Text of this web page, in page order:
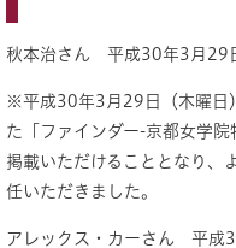
秋本治さん 平成30年3月29
※平成30年3月29日（木曜日
た「ファインダー-京都女学
掲載いただけることとなり、
任いただきました。
アレックス・カーさん 平成